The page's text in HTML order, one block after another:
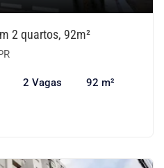
2 quartos, 92m²
2 Vagas 92 m²